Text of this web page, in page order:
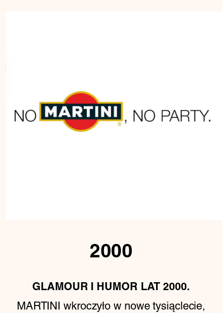
2000
GLAMOUR I HUMOR LAT 2000.
MARTINI wkroczyło w nowe tysiąclecie,